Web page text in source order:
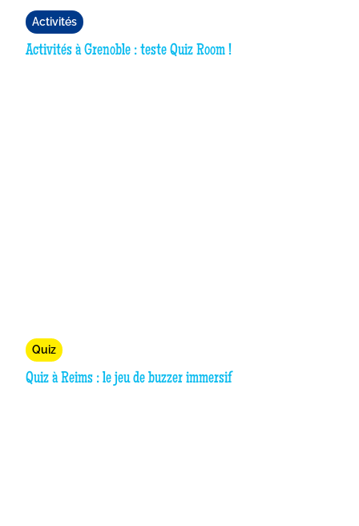
Activités
Activités à Grenoble : teste Quiz Room !
Quiz
Quiz à Reims : le jeu de buzzer immersif